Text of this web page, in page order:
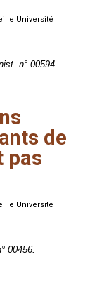
Université
n° 00594.
de
pas
Université
00456.